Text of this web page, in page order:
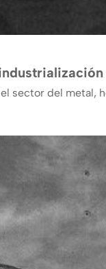
sector del metal,